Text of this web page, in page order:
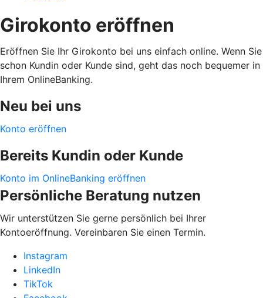
Girokonto eröffnen
Eröffnen Sie Ihr Girokonto bei uns einfach online. Wenn Sie
schon Kundin oder Kunde sind, geht das noch bequemer in
Ihrem OnlineBanking.
Neu bei uns
Konto eröffnen
Bereits Kundin oder Kunde
Konto im OnlineBanking eröffnen
Persönliche Beratung nutzen
Wir unterstützen Sie gerne persönlich bei Ihrer
Kontoeröffnung. Vereinbaren Sie einen Termin.
Instagram
LinkedIn
TikTok